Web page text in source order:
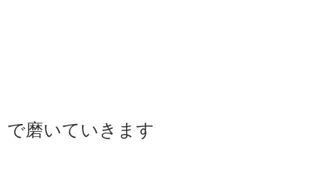
で磨いていきます